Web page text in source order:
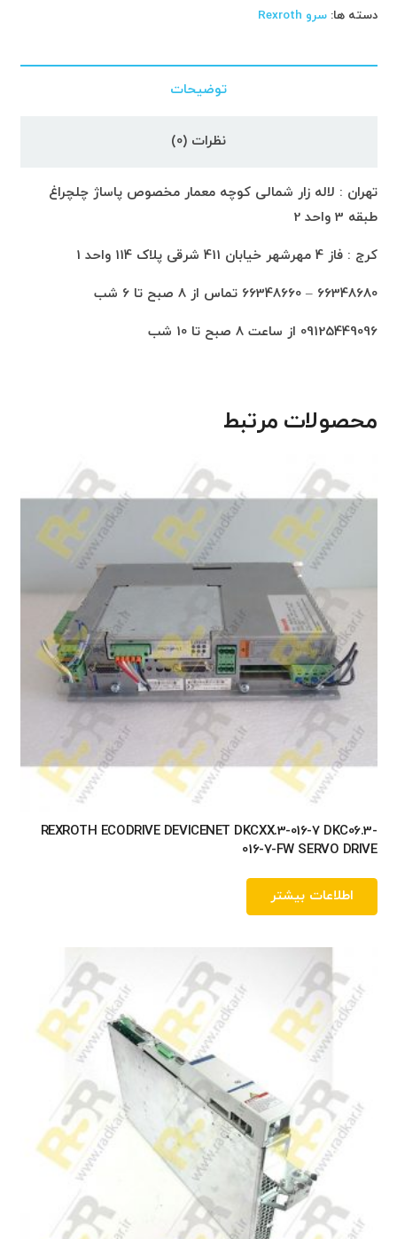
دسته ها:سرو Rexroth
توضیحات
نظرات (0)
تهران : لاله زار شمالی کوچه معمار مخصوص پاساژ چلچراغ
طبقه 3 واحد 2
کرج : فاز 4 مهرشهر خیابان 411 شرقی پلاک 114 واحد 1
66348680 – 66348660 تماس از 8 صبح تا 6 شب
09125449096 از ساعت 8 صبح تا 10 شب
محصولات مرتبط
REXROTH ECODRIVE DEVICENET DKCXX.3-016-7 DKC06.3-
016-7-FW SERVO DRIVE
اطلاعات بیشتر